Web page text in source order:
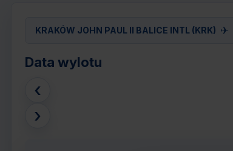
KRAKÓW JOHN PAUL II BALICE INTL (KRK) ✈
Data wylotu
‹
›